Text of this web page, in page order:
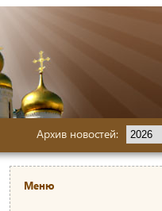
Архив новостей:
Меню